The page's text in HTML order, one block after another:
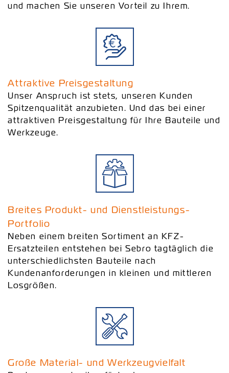
und machen Sie unseren Vorteil zu Ihrem.
Attraktive Preisgestaltung
Unser Anspruch ist stets, unseren Kunden
Spitzenqualität anzubieten. Und das bei einer
attraktiven Preisgestaltung für Ihre Bauteile und
Werkzeuge.
Breites Produkt- und Dienstleistungs-
Portfolio
Neben einem breiten Sortiment an KFZ-
Ersatzteilen entstehen bei Sebro tagtäglich die
unterschiedlichsten Bauteile nach
Kundenanforderungen in kleinen und mittleren
Losgrößen.
Große Material- und Werkzeugvielfalt